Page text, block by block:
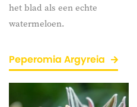
het blad als een echte
watermeloen.
Peperomia Argyreia